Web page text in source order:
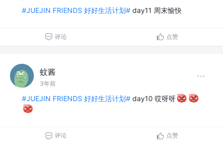
#JUEJIN FRIENDS 好好生活计划# day11 周末愉快
评论 点赞
蚊酱
3年前
#JUEJIN FRIENDS 好好生活计划# day10 哎呀呀
评论 点赞